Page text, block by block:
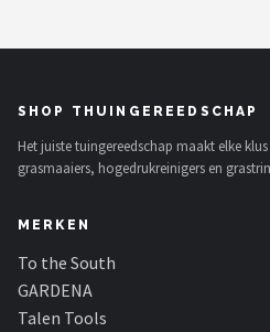
SHOP THUINGEREEDSCHAP
Het juiste tuingereedschap maakt elke
grasmaaiers, hogedrukreinigers en
MERKEN
To the South
GARDENA
Talen Tools